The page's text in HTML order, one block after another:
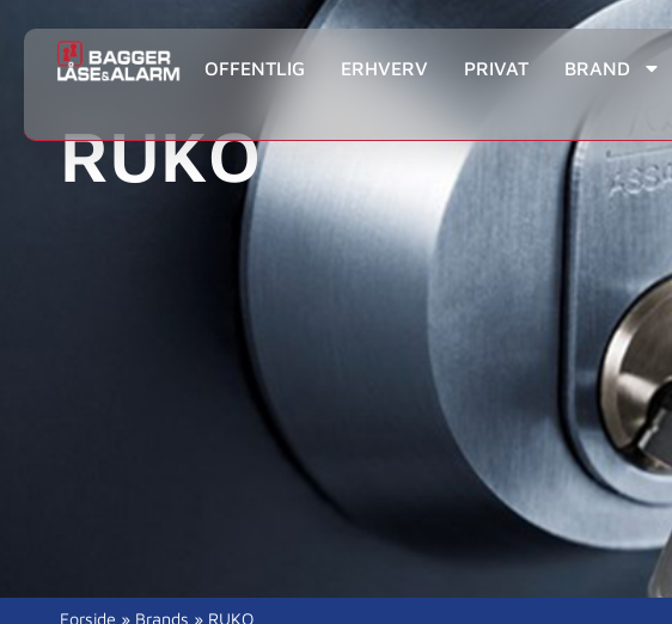
OFFENTLIG ERHVERV PRIVAT BRAND
RUKO
Forside » Brands » RUKO